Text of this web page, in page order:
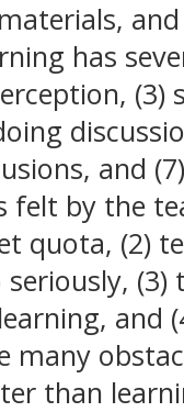
and
has
(3)
and
felt by the
quota, (2)
and
many
than